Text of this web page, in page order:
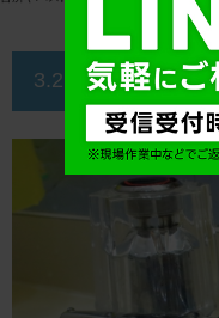
3.2.2 台つき